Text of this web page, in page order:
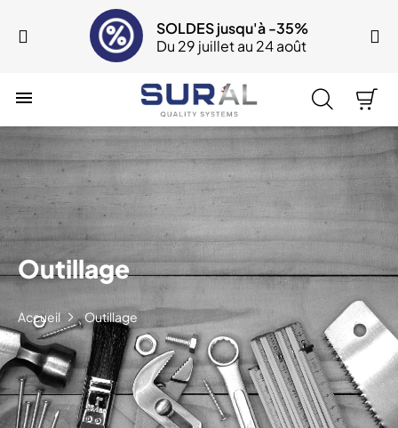
SOLDES jusqu'à -35%
Du 29 juillet au 24 août

Outillage
Accueil Outillage